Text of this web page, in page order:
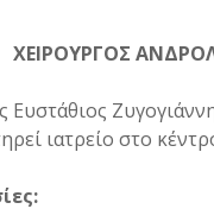
ΧΕΙΡΟΥΡΓΟΣ
Ευστάθιος
ιατρείο στο